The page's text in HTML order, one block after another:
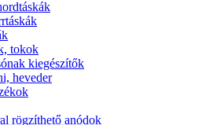
tokok
kiegészítők
heveder
rögzíthető anódok